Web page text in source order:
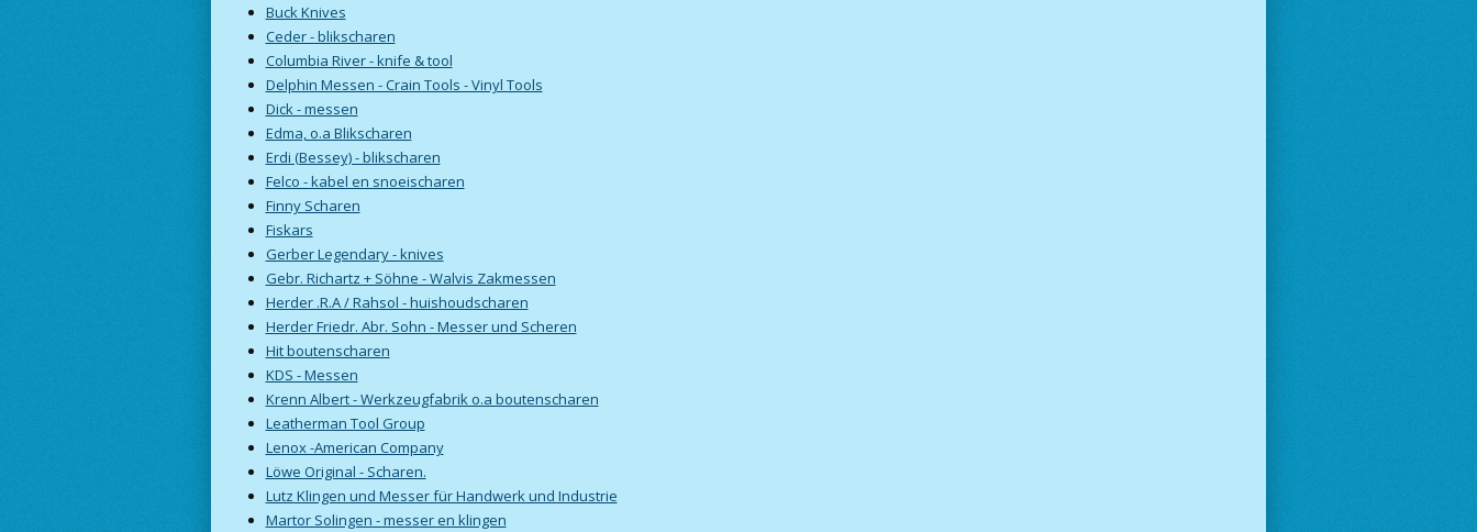
Buck Knives
Ceder - blikscharen
Columbia River - knife & tool
Delphin Messen - Crain Tools - Vinyl Tools
Dick - messen
Edma, o.a Blikscharen
Erdi (Bessey) - blikscharen
Felco - kabel en snoeischaren
Finny Scharen
Fiskars
Gerber Legendary - knives
Gebr. Richartz + Söhne - Walvis Zakmessen
Herder .R.A / Rahsol - huishoudscharen
Herder Friedr. Abr. Sohn - Messer und Scheren
Hit boutenscharen
KDS - Messen
Krenn Albert - Werkzeugfabrik o.a boutenscharen
Leatherman Tool Group
Lenox -American Company
Löwe Original - Scharen.
Lutz Klingen und Messer für Handwerk und Industrie
Martor Solingen - messer en klingen